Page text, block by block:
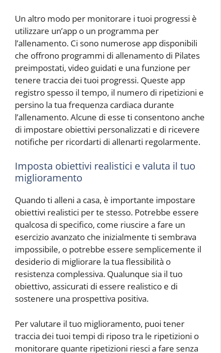
Un altro modo per monitorare i tuoi progressi è
utilizzare un’app o un programma per
l’allenamento. Ci sono numerose app disponibili
che offrono programmi di allenamento di Pilates
preimpostati, video guidati e una funzione per
tenere traccia dei tuoi progressi. Queste app
registro spesso il tempo, il numero di ripetizioni e
persino la tua frequenza cardiaca durante
l’allenamento. Alcune di esse ti consentono anche
di impostare obiettivi personalizzati e di ricevere
notifiche per ricordarti di allenarti regolarmente.
Imposta obiettivi realistici e valuta il tuo
miglioramento
Quando ti alleni a casa, è importante impostare
obiettivi realistici per te stesso. Potrebbe essere
qualcosa di specifico, come riuscire a fare un
esercizio avanzato che inizialmente ti sembrava
impossibile, o potrebbe essere semplicemente il
desiderio di migliorare la tua flessibilità o
resistenza complessiva. Qualunque sia il tuo
obiettivo, assicurati di essere realistico e di
sostenere una prospettiva positiva.
Per valutare il tuo miglioramento, puoi tener
traccia dei tuoi tempi di riposo tra le ripetizioni o
monitorare quante ripetizioni riesci a fare senza